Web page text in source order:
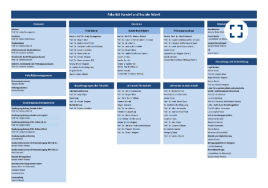
Organisationsstruktur